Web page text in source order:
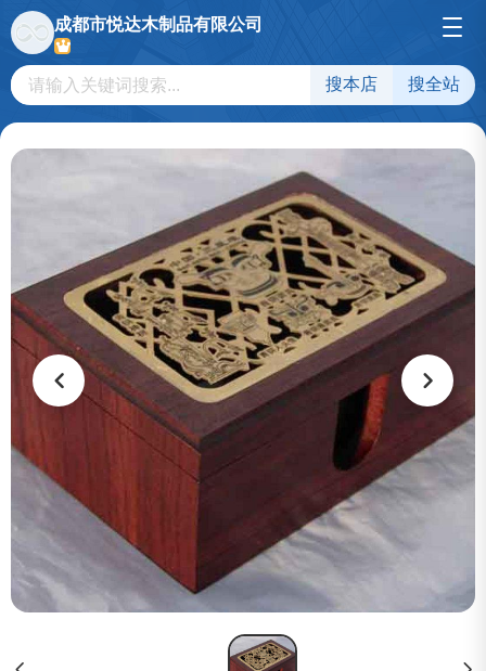
成都市悦达木制品有限公司
搜本店 搜全站